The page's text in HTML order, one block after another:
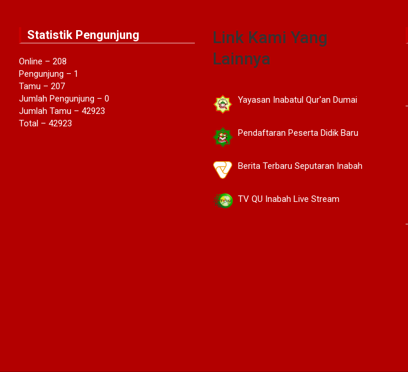
Statistik Pengunjung
Online – 208
Pengunjung – 1
Tamu – 207
Jumlah Pengunjung – 0
Jumlah Tamu – 42923
Total – 42923
Link Kami Yang
Lainnya
Yayasan Inabatul Qur'an Dumai
Pendaftaran Peserta Didik Baru
Berita Terbaru Seputaran Inabah
TV QU Inabah Live Stream